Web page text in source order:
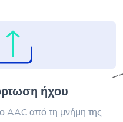
ήχου
AAC από τη μνήμη της